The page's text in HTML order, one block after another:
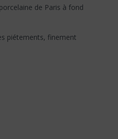
de Paris à fond
piétements, finement